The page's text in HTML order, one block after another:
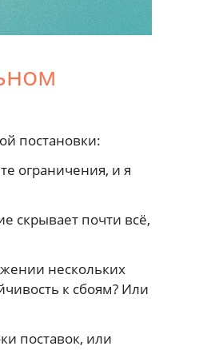
постановки:
ограничения, и я
скрывает почти всё,
нескольких
к сбоям? Или
поставок, или